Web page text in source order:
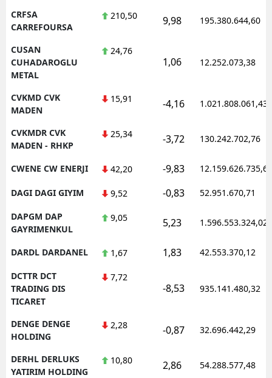
CRFSA
CARREFOURSA
210,50 9,98 195.380.644,60
CUSAN
CUHADAROGLU
METAL
24,76
1,06 12.252.073,38
CVKMD CVK
MADEN
15,91 -4,16 1.021.808.061,43
CVKMDR CVK
MADEN - RHKP
25,34 -3,72 130.242.702,76
CWENE CW ENERJI 42,20 -9,83 12.159.626.735,62
DAGI DAGI GIYIM 9,52 -0,83 52.951.670,71
DAPGM DAP
GAYRIMENKUL
9,05 5,23 1.596.553.324,02
DARDL DARDANEL 1,67 1,83 42.553.370,12
DCTTR DCT
TRADING DIS
TICARET
7,72
-8,53 935.141.480,32
DENGE DENGE
HOLDING
2,28 -0,87 32.696.442,29
DERHL DERLUKS
YATIRIM HOLDING
10,80 2,86 54.288.577,48